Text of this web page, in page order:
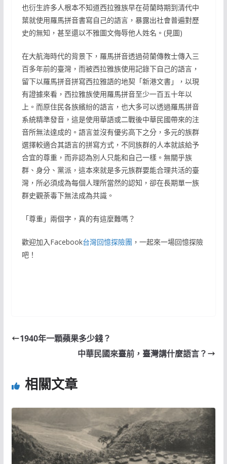
也衍生許多人根本不知道西拉雅族早在荷蘭時期到清代中
葉就使用羅馬拼音書寫自己的語言，暴露出社會普遍對歷
史的無知，甚至還以不雅圖文侮辱他人姓名。(見圖)
在大航海時代的背景下，羅馬拼音透過荷蘭傳教士傳入三
百多年前的臺灣，而被西拉雅族使用記錄下自己的語言，
留下以羅馬拼音拼寫西拉雅語的地契「新港文書」，以現
有證據來看，西拉雅族使用羅馬拼音至少一百五十年以
上。而原住民各族繽紛的語言，也大多可以透過羅馬拼音
系統精準發音，這是使用華語或二戰後中華民國帶來的注
音所無法達成的。語言並沒有優劣高下之分，多元的族群
選擇較適合其語言的拼寫方式，不同族群的人本就該給予
合宜的尊重，而非認為別人只能和自己一樣。無關乎族
群、身分、黨派，這本來就是多元族群要能合理共活的臺
灣，所必須成為每個人理所當然的認知，卻在長期單一族
群史觀荼毒下無法成為共識。
「尊重」兩個字，真的有這麼難嗎？
歡迎加入Facebook台灣回憶探險團 ，一起來一場回憶探險
吧！
1940年一顆蘋果多少錢？
中華民國來臺前，臺灣講什麼語言？
相關文章